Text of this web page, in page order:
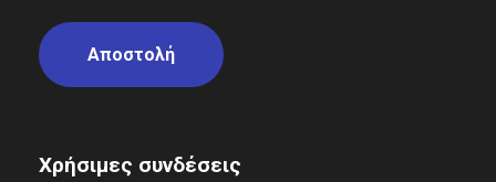
Χρήσιμες συνδέσεις